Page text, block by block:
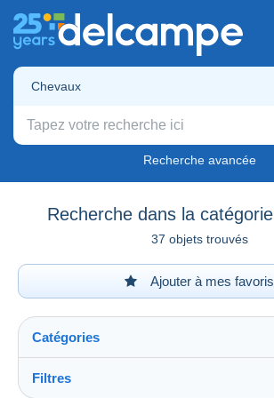
Chevaux
Recherche avancée
Recherche dans la catégorie
37 objets trouvés
Ajouter à mes favoris
Catégories
Filtres